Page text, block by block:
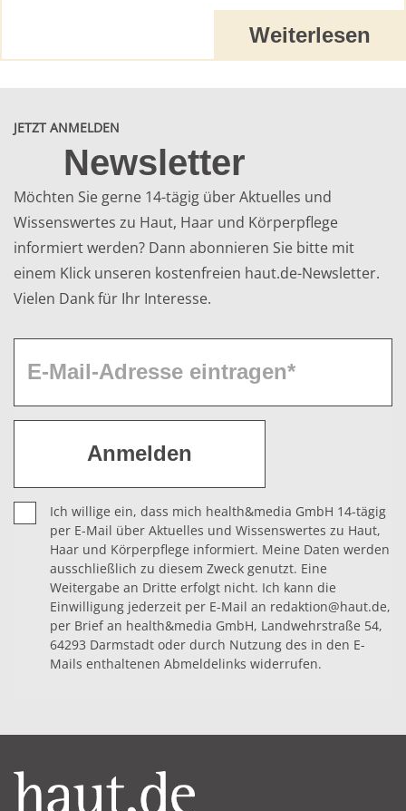
Weiterlesen
JETZT ANMELDEN
Newsletter
Möchten Sie gerne 14-tägig über Aktuelles und
Wissenswertes zu Haut, Haar und Körperpflege
informiert werden? Dann abonnieren Sie bitte mit
einem Klick unseren kostenfreien haut.de-Newsletter.
Vielen Dank für Ihr Interesse.
Ich willige ein, dass mich health&media GmbH 14-tägig
per E-Mail über Aktuelles und Wissenswertes zu Haut,
Haar und Körperpflege informiert. Meine Daten werden
ausschließlich zu diesem Zweck genutzt. Eine
Weitergabe an Dritte erfolgt nicht. Ich kann die
Einwilligung jederzeit per E-Mail an redaktion@haut.de,
per Brief an health&media GmbH, Landwehrstraße 54,
64293 Darmstadt oder durch Nutzung des in den E-
Mails enthaltenen Abmeldelinks widerrufen.